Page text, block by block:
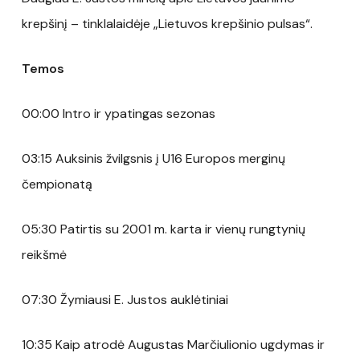
krepšinį – tinklalaidėje „Lietuvos krepšinio pulsas“.
Temos
00:00 Intro ir ypatingas sezonas
03:15 Auksinis žvilgsnis į U16 Europos merginų
čempionatą
05:30 Patirtis su 2001 m. karta ir vienų rungtynių
reikšmė
07:30 Žymiausi E. Justos auklėtiniai
10:35 Kaip atrodė Augustas Marčiulionio ugdymas ir